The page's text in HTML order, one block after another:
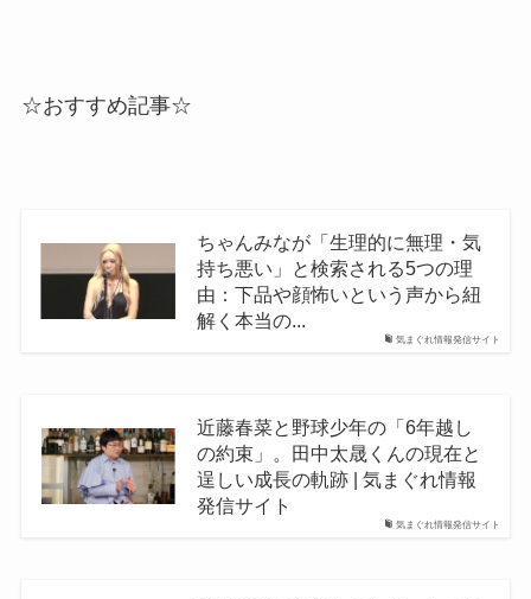
☆おすすめ記事☆
気まぐれ情報発信サイト
ちゃんみなが「生理的に無理・気
持ち悪い」と検索される5つの理
由：下品や顔怖いという声から紐
解く本当の...
気まぐれ情報発信サイト
近藤春菜と野球少年の「6年越し
の約束」。田中太晟くんの現在と
逞しい成長の軌跡 | 気まぐれ情報
発信サイト